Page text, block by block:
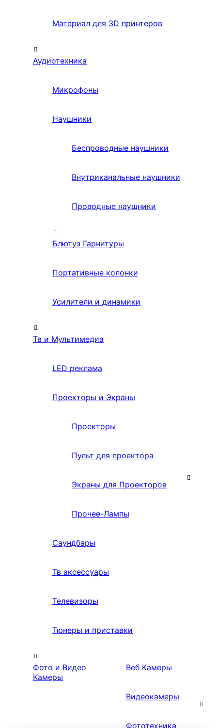
Материал для 3D принтеров
Аудиотехника
Микрофоны
Наушники
Беспроводные наушники
Внутриканальные наушники
Проводные наушники
Блютуз Гарнитуры
Портативные колонки
Усилители и динамики
Тв и Мультимедиа
LED реклама
Проекторы и Экраны
Проекторы
Пульт для проектора
Экраны для Проекторов
Прочее-Лампы
Саундбары
Тв аксессуары
Телевизоры
Тюнеры и приставки
Фото и Видео
Камеры
Веб Камеры
Видеокамеры
Фототехника